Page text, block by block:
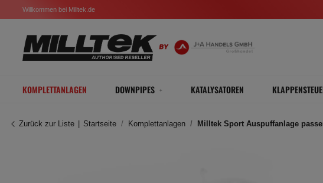
Willkommen bei Milltek.de
KOMPLETTANLAGEN DOWNPIPES KATALYSATOREN
Zurück zur Liste Startseite Komplettanlagen Milltek Sport Auspuffanlage